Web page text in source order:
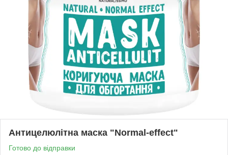
Антицелюлітна маска "Normal-effect"
Готово до відправки